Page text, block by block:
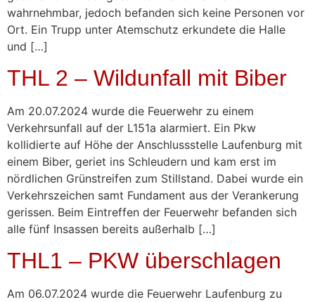
wahrnehmbar, jedoch befanden sich keine Personen vor
Ort. Ein Trupp unter Atemschutz erkundete die Halle
und […]
THL 2 – Wildunfall mit Biber
Am 20.07.2024 wurde die Feuerwehr zu einem
Verkehrsunfall auf der L151a alarmiert. Ein Pkw
kollidierte auf Höhe der Anschlussstelle Laufenburg mit
einem Biber, geriet ins Schleudern und kam erst im
nördlichen Grünstreifen zum Stillstand. Dabei wurde ein
Verkehrszeichen samt Fundament aus der Verankerung
gerissen. Beim Eintreffen der Feuerwehr befanden sich
alle fünf Insassen bereits außerhalb […]
THL1 – PKW überschlagen
Am 06.07.2024 wurde die Feuerwehr Laufenburg zu